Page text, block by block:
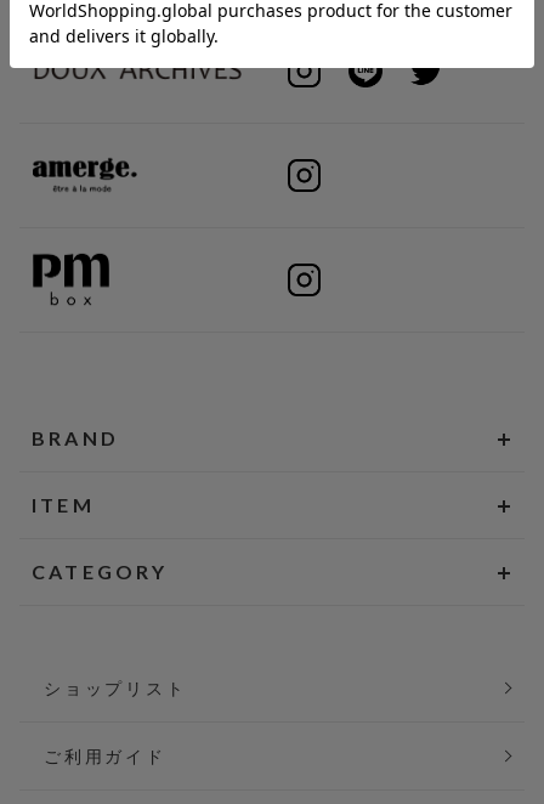
BRAND
ITEM
CATEGORY
ショップリスト
ご利用ガイド